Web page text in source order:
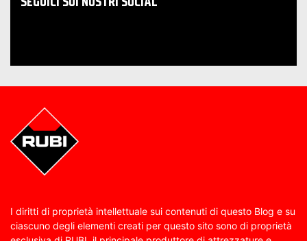
I diritti di proprietà intellettuale sui contenuti di questo Blog e su
ciascuno degli elementi creati per questo sito sono di proprietà